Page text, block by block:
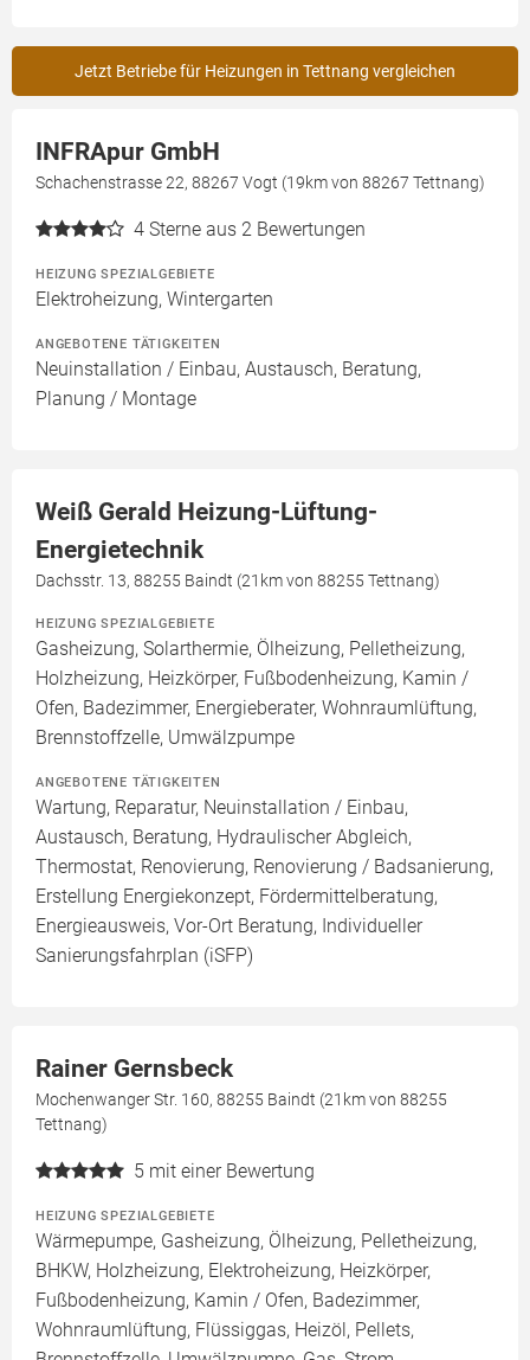
Jetzt Betriebe für Heizungen in Tettnang vergleichen
INFRApur GmbH
Schachenstrasse 22, 88267 Vogt (19km von 88267 Tettnang)
4 Sterne aus 2 Bewertungen
HEIZUNG SPEZIALGEBIETE
Elektroheizung, Wintergarten
ANGEBOTENE TÄTIGKEITEN
Neuinstallation / Einbau, Austausch, Beratung,
Planung / Montage
Weiß Gerald Heizung-Lüftung-
Energietechnik
Dachsstr. 13, 88255 Baindt (21km von 88255 Tettnang)
HEIZUNG SPEZIALGEBIETE
Gasheizung, Solarthermie, Ölheizung, Pelletheizung,
Holzheizung, Heizkörper, Fußbodenheizung, Kamin /
Ofen, Badezimmer, Energieberater, Wohnraumlüftung,
Brennstoffzelle, Umwälzpumpe
ANGEBOTENE TÄTIGKEITEN
Wartung, Reparatur, Neuinstallation / Einbau,
Austausch, Beratung, Hydraulischer Abgleich,
Thermostat, Renovierung, Renovierung / Badsanierung,
Erstellung Energiekonzept, Fördermittelberatung,
Energieausweis, Vor-Ort Beratung, Individueller
Sanierungsfahrplan (iSFP)
Rainer Gernsbeck
Mochenwanger Str. 160, 88255 Baindt (21km von 88255
Tettnang)
5 mit einer Bewertung
HEIZUNG SPEZIALGEBIETE
Wärmepumpe, Gasheizung, Ölheizung, Pelletheizung,
BHKW, Holzheizung, Elektroheizung, Heizkörper,
Fußbodenheizung, Kamin / Ofen, Badezimmer,
Wohnraumlüftung, Flüssiggas, Heizöl, Pellets,